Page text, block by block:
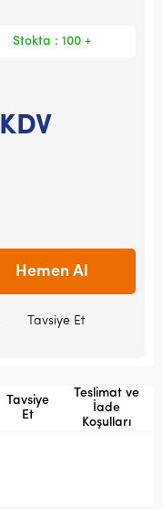
Stokta : 100 +
Hemen Al
Tavsiye Et
Tavsiye
Et
Teslimat ve
İade
Koşulları